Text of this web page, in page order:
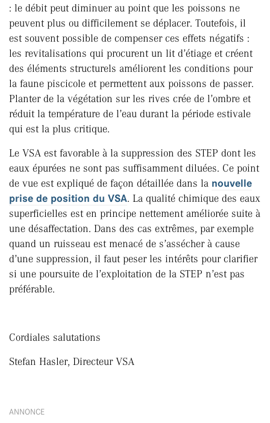
: le débit peut diminuer au point que les poissons ne
peuvent plus ou difficilement se déplacer. Toutefois, il
est souvent possible de compenser ces effets négatifs :
les revitalisations qui procurent un lit d’étiage et créent
des éléments structurels améliorent les conditions pour
la faune piscicole et permettent aux poissons de passer.
Planter de la végétation sur les rives crée de l’ombre et
réduit la température de l’eau durant la période estivale
qui est la plus critique.
Le VSA est favorable à la suppression des STEP dont les
eaux épurées ne sont pas suffisamment diluées. Ce point
de vue est expliqué de façon détaillée dans la nouvelle
prise de position du VSA. La qualité chimique des eaux
superficielles est en principe nettement améliorée suite à
une désaffectation. Dans des cas extrêmes, par exemple
quand un ruisseau est menacé de s’assécher à cause
d’une suppression, il faut peser les intérêts pour clarifier
si une poursuite de l’exploitation de la STEP n’est pas
préférable.
Cordiales salutations
Stefan Hasler, Directeur VSA
ANNONCE